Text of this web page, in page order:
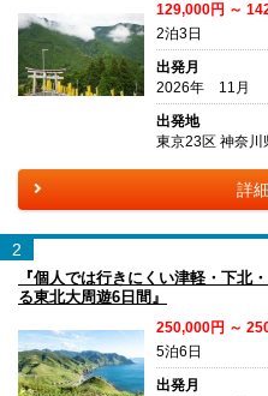
129,000円 ～
2泊3日
出発月
2026年 11月
出発地
東京23区 神奈川
詳
2
『個人では行きにくい津軽・下
る東北大周遊6日間』
250,000円 ～
5泊6日
出発月